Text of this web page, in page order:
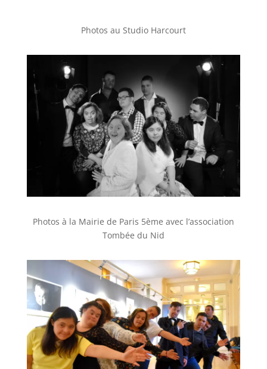
Photos au Studio Harcourt
Photos à la Mairie de Paris 5ème avec l’association
Tombée du Nid